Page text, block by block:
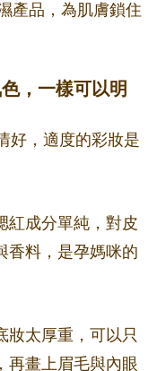
產品，為肌膚鎖住
，一樣可以明
好，適度的彩妝是
紅成分單純，對皮
香料，是孕媽咪的
妝太厚重，可以只
再畫上眉毛與內眼